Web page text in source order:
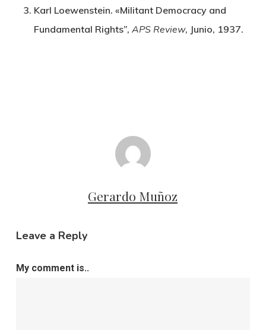
Karl Loewenstein. «Militant Democracy and
Fundamental Rights”, APS Review, Junio, 1937.
Gerardo Muñoz
Leave a Reply
My comment is..